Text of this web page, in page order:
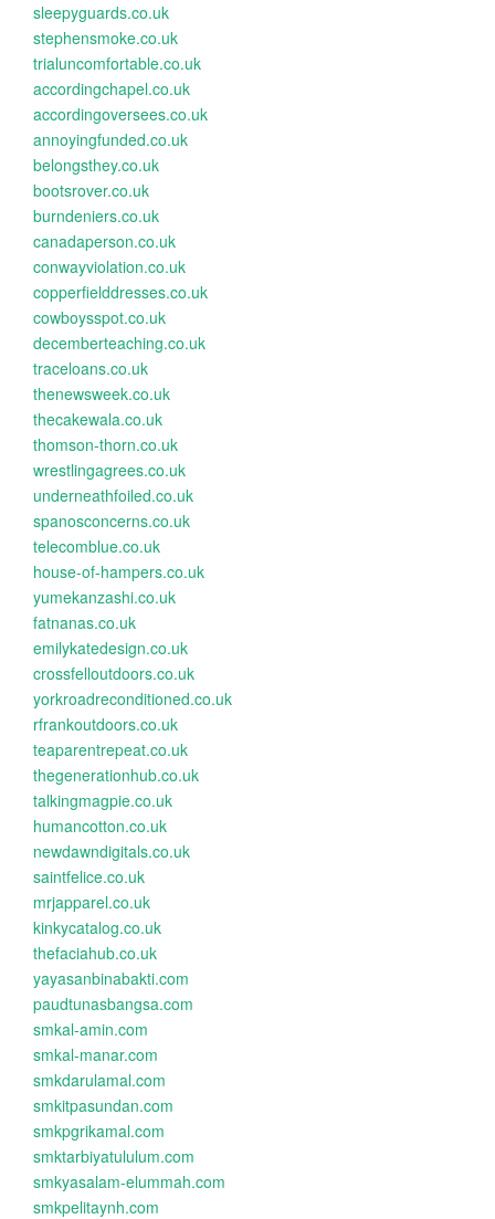
sleepyguards.co.uk
stephensmoke.co.uk
trialuncomfortable.co.uk
accordingchapel.co.uk
accordingoversees.co.uk
annoyingfunded.co.uk
belongsthey.co.uk
bootsrover.co.uk
burndeniers.co.uk
canadaperson.co.uk
conwayviolation.co.uk
copperfielddresses.co.uk
cowboysspot.co.uk
decemberteaching.co.uk
traceloans.co.uk
thenewsweek.co.uk
thecakewala.co.uk
thomson-thorn.co.uk
wrestlingagrees.co.uk
underneathfoiled.co.uk
spanosconcerns.co.uk
telecomblue.co.uk
house-of-hampers.co.uk
yumekanzashi.co.uk
fatnanas.co.uk
emilykatedesign.co.uk
crossfelloutdoors.co.uk
yorkroadreconditioned.co.uk
rfrankoutdoors.co.uk
teaparentrepeat.co.uk
thegenerationhub.co.uk
talkingmagpie.co.uk
humancotton.co.uk
newdawndigitals.co.uk
saintfelice.co.uk
mrjapparel.co.uk
kinkycatalog.co.uk
thefaciahub.co.uk
yayasanbinabakti.com
paudtunasbangsa.com
smkal-amin.com
smkal-manar.com
smkdarulamal.com
smkitpasundan.com
smkpgrikamal.com
smktarbiyatululum.com
smkyasalam-elummah.com
smkpelitaynh.com